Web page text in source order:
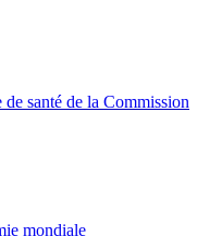
santé de la Commission
mondiale